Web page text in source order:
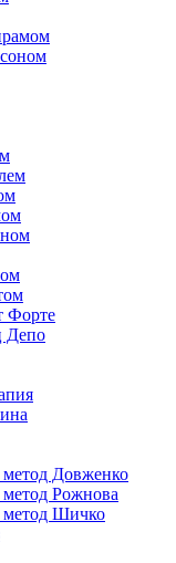
Форте
Депо
метод Довженко
Рожнова
метод Шичко